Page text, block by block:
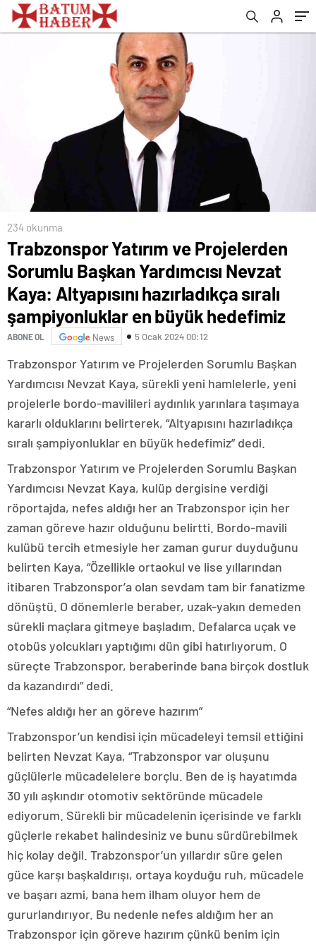
hazırladıkça sıralı şampiyonluklar en büyük
hedefimiz
234 okunma
Trabzonspor Yatırım ve Projelerden
Sorumlu Başkan Yardımcısı Nevzat
Kaya: Altyapısını hazırladıkça sıralı
şampiyonluklar en büyük hedefimiz
ABONE OL News 5 Ocak 2024 00:12
Trabzonspor Yatırım ve Projelerden Sorumlu Başkan
Yardımcısı Nevzat Kaya, sürekli yeni hamlelerle, yeni
projelerle bordo-mavilileri aydınlık yarınlara taşımaya
kararlı olduklarını belirterek, “Altyapısını hazırladıkça
sıralı şampiyonluklar en büyük hedefimiz” dedi.
Trabzonspor Yatırım ve Projelerden Sorumlu Başkan
Yardımcısı Nevzat Kaya, kulüp dergisine verdiği
röportajda, nefes aldığı her an Trabzonspor için her
zaman göreve hazır olduğunu belirtti. Bordo-mavili
kulübü tercih etmesiyle her zaman gurur duyduğunu
belirten Kaya, “Özellikle ortaokul ve lise yıllarından
itibaren Trabzonspor’a olan sevdam tam bir fanatizme
dönüştü. O dönemlerle beraber, uzak-yakın demeden
sürekli maçlara gitmeye başladım. Defalarca uçak ve
otobüs yolcukları yaptığımı dün gibi hatırlıyorum. O
süreçte Trabzonspor, beraberinde bana birçok dostluk
da kazandırdı” dedi.
“Nefes aldığı her an göreve hazırım”
Trabzonspor’un kendisi için mücadeleyi temsil ettiğini
belirten Nevzat Kaya, “Trabzonspor var oluşunu
güçlülerle mücadelelere borçlu. Ben de iş hayatımda
30 yılı aşkındır otomotiv sektöründe mücadele
ediyorum. Sürekli bir mücadelenin içerisinde ve farklı
güçlerle rekabet halindesiniz ve bunu sürdürebilmek
hiç kolay değil. Trabzonspor’un yıllardır süre gelen
güce karşı başkaldırışı, ortaya koyduğu ruh, mücadele
ve başarı azmi, bana hem ilham oluyor hem de
gururlandırıyor. Bu nedenle nefes aldığım her an
Trabzonspor için göreve hazırım çünkü benim için